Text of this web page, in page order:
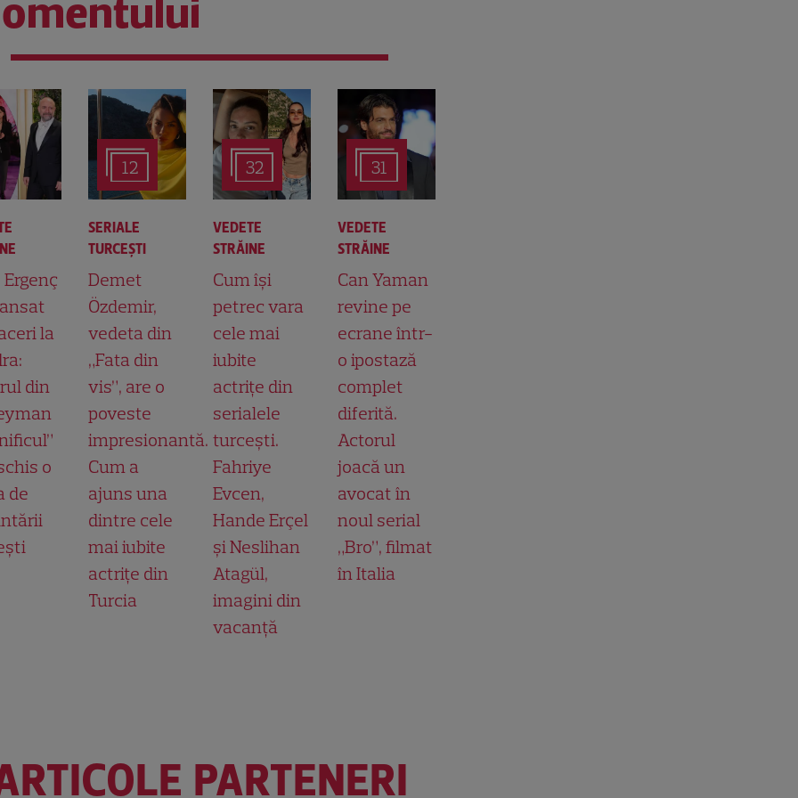
la
din
o
de
12
SERIALE
TURCEŞTI
Demet
Özdemir,
vedeta din
„Fata din
vis”, are o
poveste
impresionantă.
Cum a
ajuns una
dintre cele
mai iubite
actrițe din
Turcia
32
VEDETE
STRĂINE
Cum își
petrec vara
cele mai
iubite
actrițe din
serialele
turcești.
Fahriye
Evcen,
Hande Erçel
și Neslihan
Atagül,
imagini din
vacanță
31
VEDETE
STRĂINE
Can Yaman
revine pe
ecrane într-
o ipostază
complet
diferită.
Actorul
joacă un
avocat în
noul serial
„Bro”, filmat
în Italia
PARTENERI